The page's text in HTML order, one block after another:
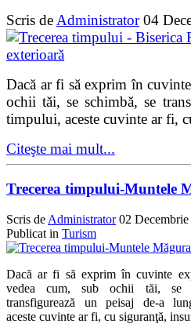
Scris deAdministrator 04
Dacă ar fi să exprim în
ochii tăi, se schimbă, se
timpului, aceste cuvinte ar fi,
Citeşte mai mult...
Trecerea timpului-Muntele
Scris de Administrator 02 Decembrie
Publicat in Turism
Dacă ar fi să exprim în cuvinte
vedea cum, sub ochii tăi, se
transfigurează un peisaj de-a
aceste cuvinte ar fi, cu siguranţă,